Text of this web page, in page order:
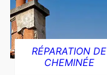
RÉPARATION DE
CHEMINÉE